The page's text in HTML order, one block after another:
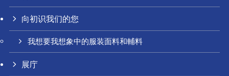
向初识我们的您
我想要我想象中的服装面料和輔料
展庁